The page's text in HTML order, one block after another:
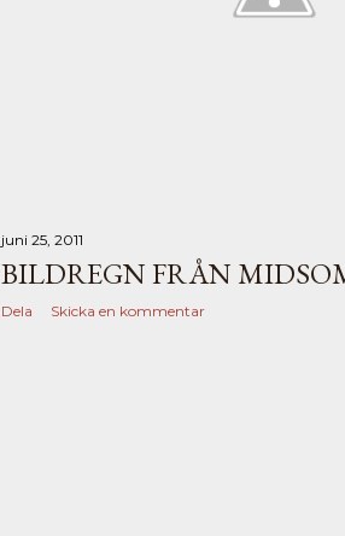
juni 25, 2011
BILDREGN FRÅN
Dela Skicka en kommentar